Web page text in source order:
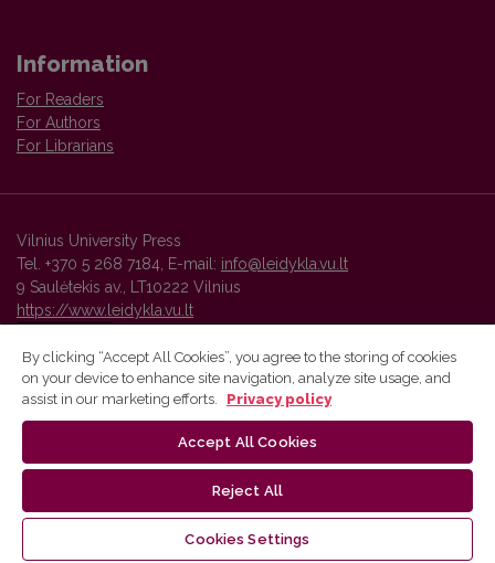
Information
For Readers
For Authors
For Librarians
Vilnius University Press
Tel. +370 5 268 7184, E-mail: info@leidykla.vu.lt
9 Saulėtekis av., LT10222 Vilnius
https://www.leidykla.vu.lt
Vilnius University Press platform and metadata are distributed by
By clicking “Accept All Cookies”, you agree to the storing of cookies
on your device to enhance site navigation, analyze site usage, and
assist in our marketing efforts.
Privacy policy
Accept All Cookies
Reject All
Cookies Settings